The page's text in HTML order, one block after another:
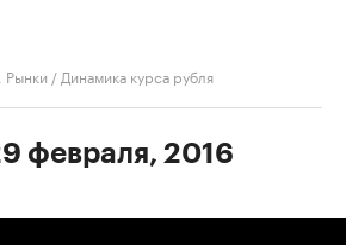
Рынки / Динамика курса рубля
февраля, 2016